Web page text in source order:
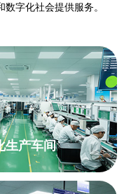
字化社会提供服务。
生产车间